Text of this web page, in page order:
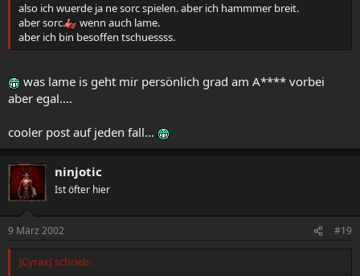
also ich wuerde ja ne sorc spielen. aber ich hammmer breit.
aber sorc.
wenn auch lame.
aber ich bin besoffen tschuessss.
was lame is geht mir persönlich grad am A**** vorbei
aber egal....
cooler post auf jeden fall...
ninjotic
Ist öfter hier
9 März 2002 #19
]Cyrax[ schrieb: